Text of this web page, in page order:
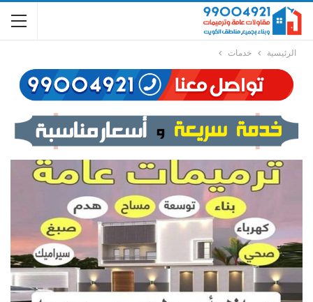
الرئيسية خدمات